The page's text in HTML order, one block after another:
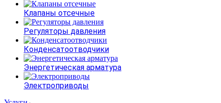
Клапаны отсечные
Регуляторы давления
Конденсатоотводчики
Энергетическая арматура
Электроприводы